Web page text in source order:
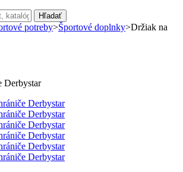
Hľadať
potreby>Športové doplnky>Držiak na